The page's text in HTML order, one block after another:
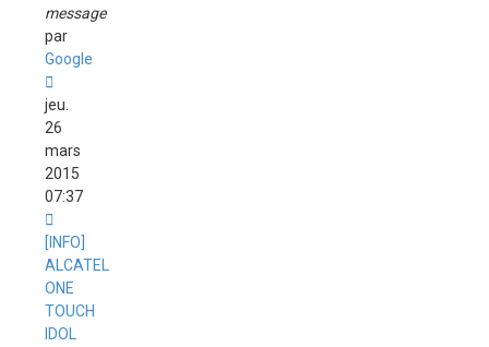
message
par
Google
jeu.
26
mars
2015
07:37
[INFO]
ALCATEL
ONE
TOUCH
IDOL